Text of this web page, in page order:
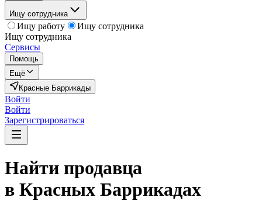
Ищу сотрудника
Ищу работу
Ищу сотрудника
Ищу сотрудника
Сервисы
Помощь
Ещё
Красные Баррикады
Войти
Войти
Зарегистрироваться
Найти продавца
в Красных Баррикадах